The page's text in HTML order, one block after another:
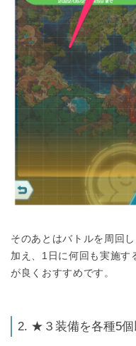
そのあとはバトルを周回
加え、1日に何回も実施す
が良くおすすめです。
2. ★３装備を各種5個